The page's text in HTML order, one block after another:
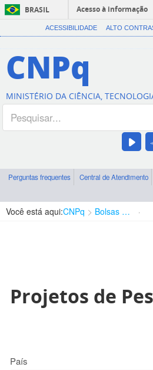
BRASIL
Acesso à informação
ACESSIBILIDADE ALTO
CNPq
MINISTÉRIO DA CIÊNCIA,
Perguntas frequentes Central de Atendimento
Você está aqui:CNPq Bolsas e Auxílios Vigentes
Projetos de
País